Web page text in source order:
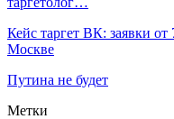
Кейс таргет ВК: заявки
Москве
Путина не будет
Метки